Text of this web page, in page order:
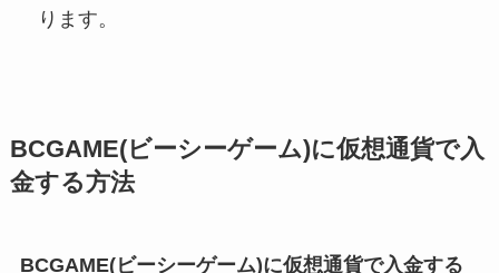
ります。
BCGAME(ビーシーゲーム)に仮想通貨で入
金する方法
BCGAME(ビーシーゲーム)に仮想通貨で入金する